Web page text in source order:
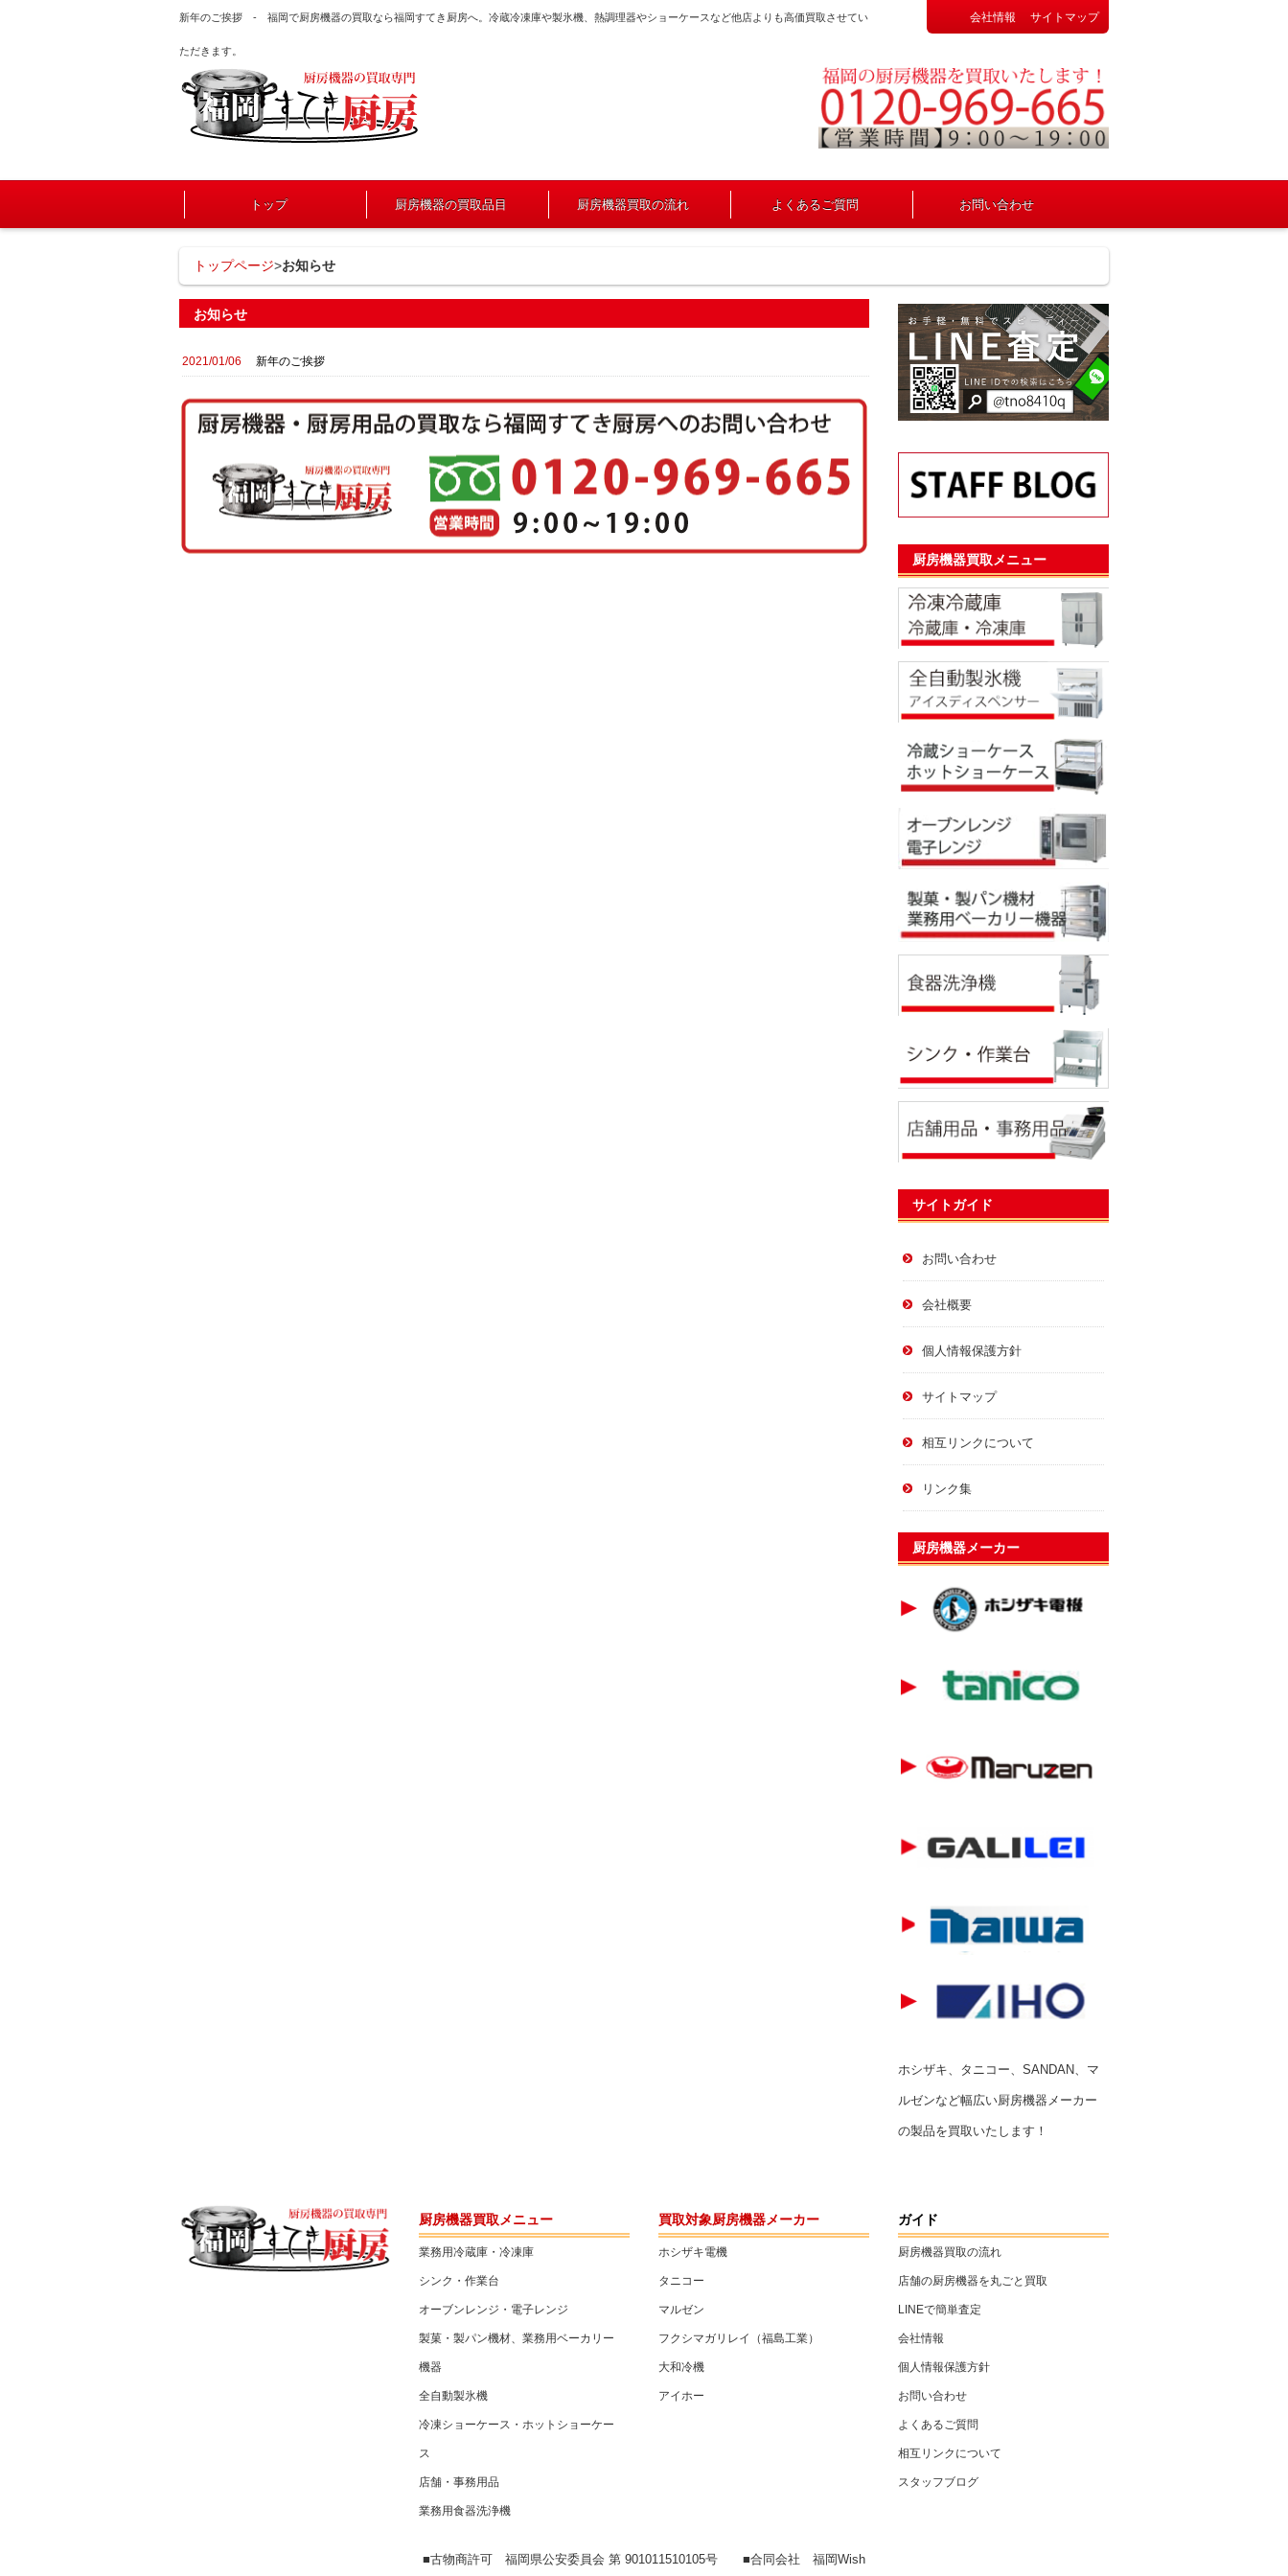
新年のご挨拶 - 福岡で厨房機器の買取なら福岡すてき厨房へ。冷蔵冷凍庫や製氷機、熱調理器やショーケースなど他店よりも高価買取させてい
ただきます。
会社情報 サイトマップ
トップ 厨房機器の買取品目 厨房機器買取の流れ よくあるご質問 お問い合わせ
トップページ>お知らせ
お知らせ
2021/01/06 新年のご挨拶
厨房機器買取メニュー
サイトガイド
お問い合わせ
会社概要
個人情報保護方針
サイトマップ
相互リンクについて
リンク集
厨房機器メーカー
ホシザキ、タニコー、SANDAN、マ
ルゼンなど幅広い厨房機器メーカー
の製品を買取いたします！
厨房機器買取メニュー
業務用冷蔵庫・冷凍庫
シンク・作業台
オーブンレンジ・電子レンジ
製菓・製パン機材、業務用ベーカリー
機器
全自動製氷機
冷凍ショーケース・ホットショーケー
ス
店舗・事務用品
業務用食器洗浄機
買取対象厨房機器メーカー
ホシザキ電機
タニコー
マルゼン
フクシマガリレイ（福島工業）
大和冷機
アイホー
ガイド
厨房機器買取の流れ
店舗の厨房機器を丸ごと買取
LINEで簡単査定
会社情報
個人情報保護方針
お問い合わせ
よくあるご質問
相互リンクについて
スタッフブログ
■古物商許可 福岡県公安委員会 第 901011510105号 ■合同会社 福岡Wish